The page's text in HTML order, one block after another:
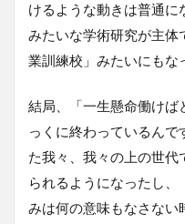
けるような動きは普通
みたいな学術研究が主体
業訓練校」みたいにもな
結局、「一生懸命働けば
っくに終わっているんで
た我々、我々の上の世代
られるようになったし
みは何の意味もなさない